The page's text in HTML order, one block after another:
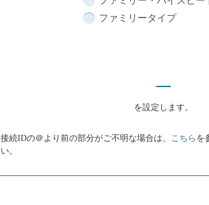
ファミリータイプ
を設定します。
接続IDの＠より前の部分がご不明な場合は、 こちら を
い。